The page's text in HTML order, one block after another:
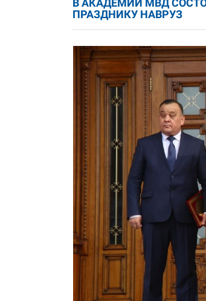
В АКАДЕМИИ МВД
ПРАЗДНИКУ НАВРУЗ